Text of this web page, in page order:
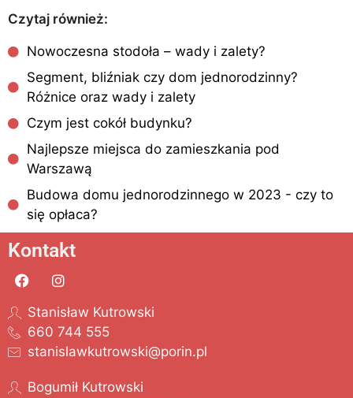
Czytaj również:
Nowoczesna stodoła – wady i zalety?
Segment, bliźniak czy dom jednorodzinny?
Różnice oraz wady i zalety
Czym jest cokół budynku?
Najlepsze miejsca do zamieszkania pod
Warszawą
Budowa domu jednorodzinnego w 2023 - czy to
się opłaca?
Kontakt
Stanisław Kutrowski
660 744 555
stanislawkutrowski@porin.pl
Bogumił Kutrowski